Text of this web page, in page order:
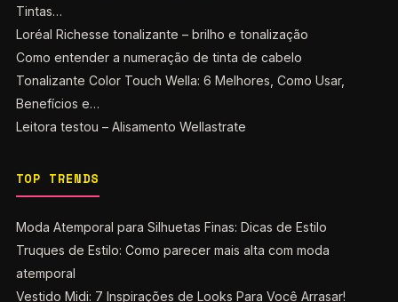
Tintas…
Loréal Richesse tonalizante – brilho e tonalização
Como entender a numeração de tinta de cabelo
Tonalizante Color Touch Wella: 6 Melhores, Como Usar,
Benefícios e…
Leitora testou – Alisamento Wellastrate
TOP TRENDS
Moda Atemporal para Silhuetas Finas: Dicas de Estilo
Truques de Estilo: Como parecer mais alta com moda
atemporal
Vestido Midi: 7 Inspirações de Looks Para Você Arrasar!